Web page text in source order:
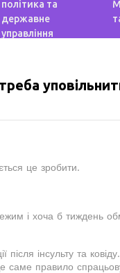
політика та
державне
управління
це зробити.
і хоча б тиждень
після інсульту та
саме правило